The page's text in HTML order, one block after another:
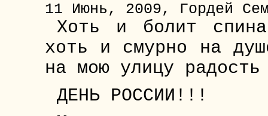
11 Июнь, 2009, Гордей
Хоть и болит
хоть и смурно на
на мою улицу
ДЕНЬ РОССИИ!!!